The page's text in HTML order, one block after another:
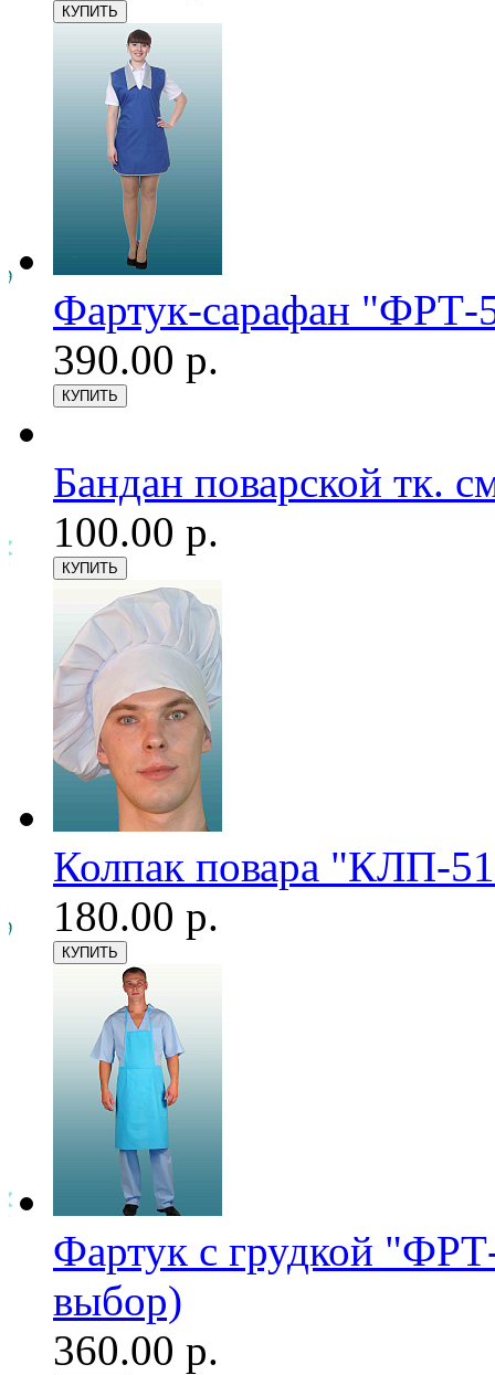
Фартук-сарафан "ФРТ-
390.00 р.
Бандан поварской тк.
100.00 р.
Колпак повара "КЛП-
180.00 р.
Фартук с грудкой
выбор)
360.00 р.